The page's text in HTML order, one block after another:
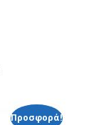
Προσφορά!